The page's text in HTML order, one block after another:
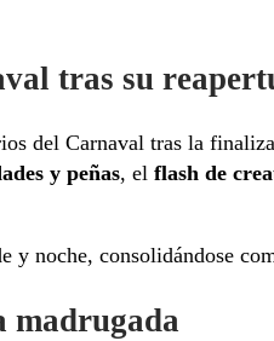
tras su
del Carnaval tras la
y peñas, el flash de
y noche, consolidándose
madrugada